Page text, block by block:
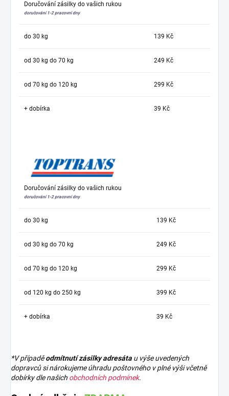
Doručování zásilky do vašich rukou
doručování 1-2 pracovní dny
do 30 kg 139 Kč
od 30 kg do 70 kg 249 Kč
od 70 kg do 120 kg 299 Kč
+ dobírka 39 Kč
Doručování zásilky do vašich rukou
doručování 1-2 pracovní dny
do 30 kg 139 Kč
od 30 kg do 70 kg 249 Kč
od 70 kg do 120 kg 299 Kč
od 120 kg do 250 kg 399 Kč
+ dobírka 39 Kč
*V případěodmítnutí zásilky adresáta u výše uvedených
dopravců si nárokujeme úhradu poštovného v plné výši včetně
dobírky dle našich obchodních podmínek.